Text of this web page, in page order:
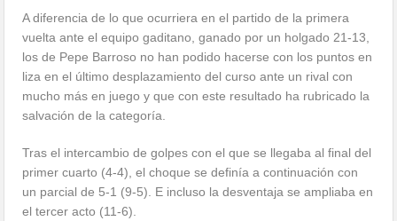
A diferencia de lo que ocurriera en el partido de la primera
vuelta ante el equipo gaditano, ganado por un holgado 21-13,
los de Pepe Barroso no han podido hacerse con los puntos en
liza en el último desplazamiento del curso ante un rival con
mucho más en juego y que con este resultado ha rubricado la
salvación de la categoría.
Tras el intercambio de golpes con el que se llegaba al final del
primer cuarto (4-4), el choque se definía a continuación con
un parcial de 5-1 (9-5). E incluso la desventaja se ampliaba en
el tercer acto (11-6).